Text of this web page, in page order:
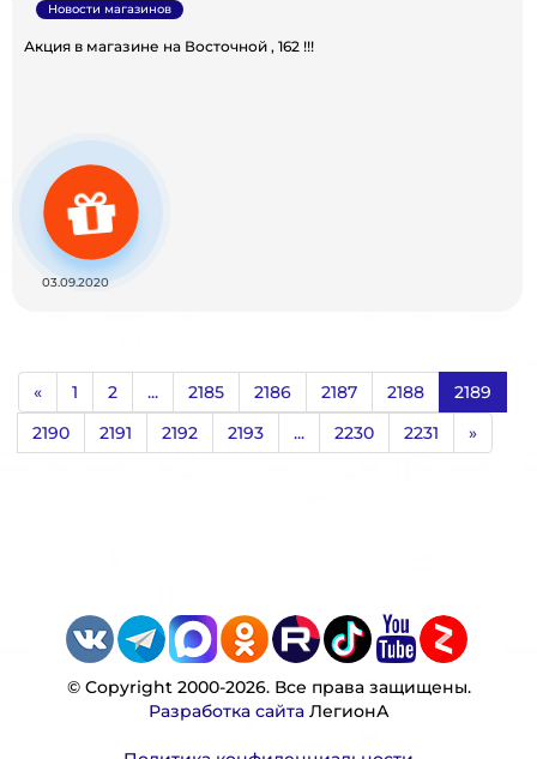
Акция в магазине на Восточной , 162 !!!
Новости магазинов
03.09.2020
« 1 2 ... 2185 2186 2187 2188
2189
2190
2191 2192 2193 ... 2230 2231 »
© Copyright 2000-2026. Все права защищены.
Разработка сайтаЛегионА